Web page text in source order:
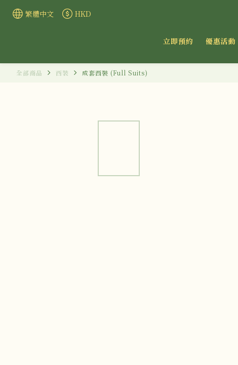
繁體中文 HKD
立即預約 優惠活動
全部商品 西裝 成套西裝 (Full Suits)